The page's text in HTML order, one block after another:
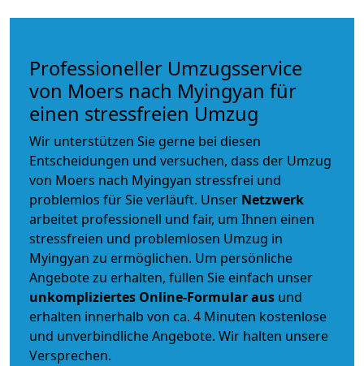
Professioneller Umzugsservice
von Moers nach Myingyan für
einen stressfreien Umzug
Wir unterstützen Sie gerne bei diesen
Entscheidungen und versuchen, dass der Umzug
von Moers nach Myingyan stressfrei und
problemlos für Sie verläuft. Unser Netzwerk
arbeitet professionell und fair, um Ihnen einen
stressfreien und problemlosen Umzug in
Myingyan zu ermöglichen. Um persönliche
Angebote zu erhalten, füllen Sie einfach unser
unkompliziertes Online-Formular aus und
erhalten innerhalb von ca. 4 Minuten kostenlose
und unverbindliche Angebote. Wir halten unsere
Versprechen.